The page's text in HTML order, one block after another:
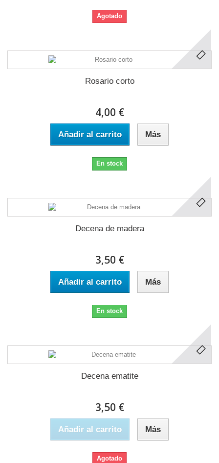
Agotado
Rosario corto
4,00 €
Añadir al carrito Más
En stock
Decena de madera
3,50 €
Añadir al carrito Más
En stock
Decena ematite
3,50 €
Añadir al carrito Más
Agotado